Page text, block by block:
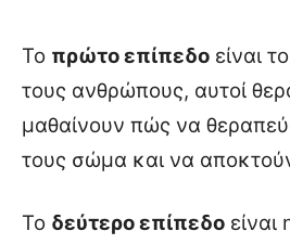
Το πρώτο επίπεδο είναι
τους ανθρώπους, αυτοί
μαθαίνουν πώς να
τους σώμα και να
Το δεύτερο επίπεδο είναι